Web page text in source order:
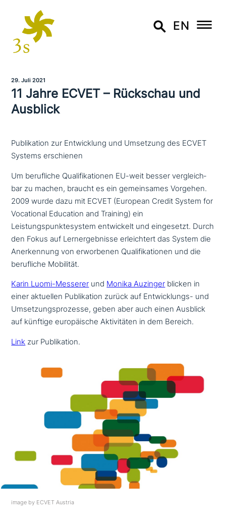
EN
29. Juli 2021
11 Jahre ECVET – Rückschau und
Ausblick
Publikation zur Entwicklung und Umsetzung des ECVET
Systems erschienen
Um beruf­li­che Qualifikationen EU-weit besser ver­gleich­
bar zu machen, braucht es ein gemein­sa­mes Vorgehen.
2009 wurde dazu mit ECVET (European Credit System for
Vocational Education and Training) ein
Leistungspunktesystem ent­wickelt und ein­ge­setzt. Durch
den Fokus auf Lernergebnisse erleich­tert das System die
Anerkennung von erwor­be­nen Qualifikationen und die
beruf­li­che Mobilität.
Karin Luomi-Messerer und Monika Auzinger blicken in
einer aktuellen Publikation zurück auf Entwicklungs- und
Umsetzungsprozesse, geben aber auch einen Ausblick
auf künftige euro­päi­sche Aktivitäten in dem Bereich.
Link zur Publikation.
image by ECVET Austria